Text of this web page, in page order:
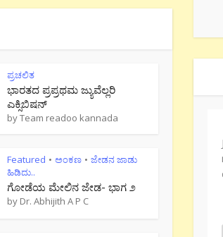
ಪ್ರಚಲಿತ
ಭಾರತದ ಪ್ರಪ್ರಥಮ ಜ್ಯುವೆಲ್ಲರಿ
ಎಕ್ಸಿಬಿಷನ್
byTeam readoo kannada
Featured • ಅಂಕಣ • ಜೇಡನ ಜಾಡು
ಹಿಡಿದು..
ಗೋಡೆಯ ಮೇಲಿನ ಜೇಡ- ಭಾಗ ೨
by Dr. Abhijith A P C